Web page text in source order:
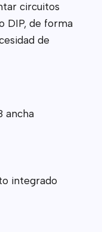
circuitos
DIP, de forma
de
ancha
integrado